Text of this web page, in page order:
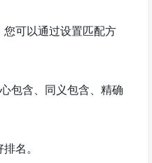
可以通过设置匹配方
包含、同义包含、精确
名。